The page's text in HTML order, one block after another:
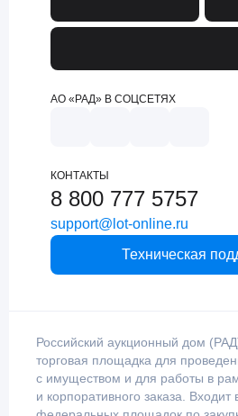
АО «РАД» В СОЦСЕТЯХ
КОНТАКТЫ
8 800 777 5757
support@lot-online.ru
Техническая
Российский аукционный дом
торговая площадка для
с имуществом и для работы в
и корпоративного заказа. Входит